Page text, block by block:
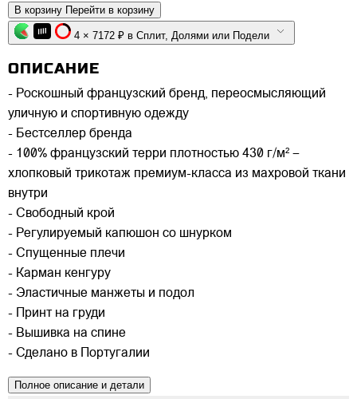
В корзину Перейти в корзину
4 × 7172 ₽ в Сплит, Долями или Подели
ОПИСАНИЕ
- Роскошный французский бренд, переосмысляющий
уличную и спортивную одежду
- Бестселлер бренда
- 100% французский терри плотностью 430 г/м² –
хлопковый трикотаж премиум-класса из махровой ткани
внутри
- Свободный крой
- Регулируемый капюшон со шнурком
- Спущенные плечи
- Карман кенгуру
- Эластичные манжеты и подол
- Принт на груди
- Вышивка на спине
- Сделано в Португалии
Полное описание и детали